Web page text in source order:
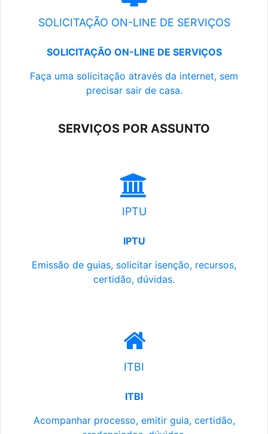
SOLICITAÇÃO ON-LINE DE SERVIÇOS
SOLICITAÇÃO ON-LINE DE SERVIÇOS
Faça uma solicitação através da internet, sem
precisar sair de casa.
SERVIÇOS POR ASSUNTO
IPTU
IPTU
Emissão de guias, solicitar isenção, recursos,
certidão, dúvidas.
ITBI
ITBI
Acompanhar processo, emitir guia, certidão,